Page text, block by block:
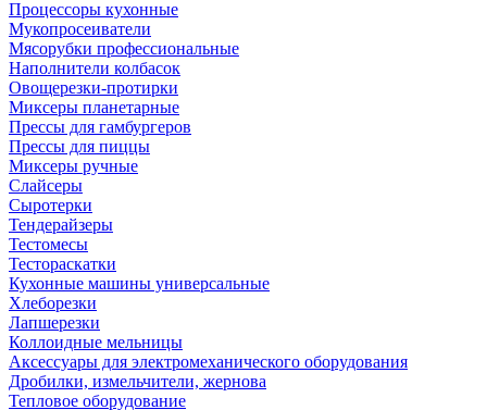
Процессоры кухонные
Мукопросеиватели
Мясорубки профессиональные
Наполнители колбасок
Овощерезки-протирки
Миксеры планетарные
Прессы для гамбургеров
Прессы для пиццы
Миксеры ручные
Слайсеры
Сыротерки
Тендерайзеры
Тестомесы
Тестораскатки
Кухонные машины универсальные
Хлеборезки
Лапшерезки
Коллоидные мельницы
Аксессуары для электромеханического оборудования
Дробилки, измельчители, жернова
Тепловое оборудование